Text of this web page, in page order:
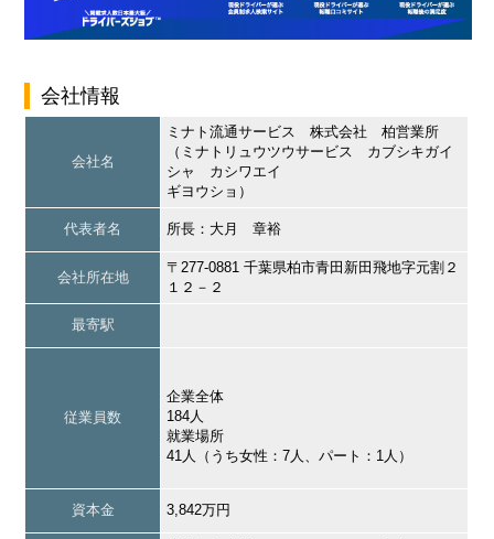
会社情報
会社名
ミナト流通サービス 株式会社 柏営業所
（ミナトリュウツウサービス カブシキガイ
シャ カシワエイ
ギヨウショ）
代表者名 所長：大月 章裕
会社所在地
〒277-0881 千葉県柏市青田新田飛地字元割２
１２－２
最寄駅
従業員数
企業全体
184人
就業場所
41人（うち女性：7人、パート：1人）
資本金 3,842万円